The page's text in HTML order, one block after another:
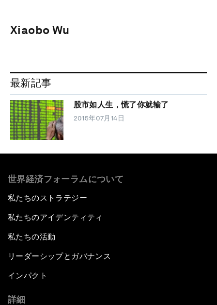
Xiaobo Wu
最新記事
股市如人生，慌了你就输了
2015年07月14日
世界経済フォーラムについて
私たちのストラテジー
私たちのアイデンティティ
私たちの活動
リーダーシップとガバナンス
インパクト
詳細